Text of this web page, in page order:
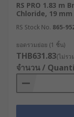
RS PRO 1.83 m
Chloride, 19
RS Stock No. 865-
ยอดรวมย่อย (1 ชิ้น)
THB631.83(ไม่ร
จำนวน /